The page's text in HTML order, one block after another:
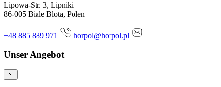
Lipowa-Str. 3, Lipniki
86-005 Biale Blota, Polen
+48 885 889 971 horpol@horpol.pl
Unser Angebot